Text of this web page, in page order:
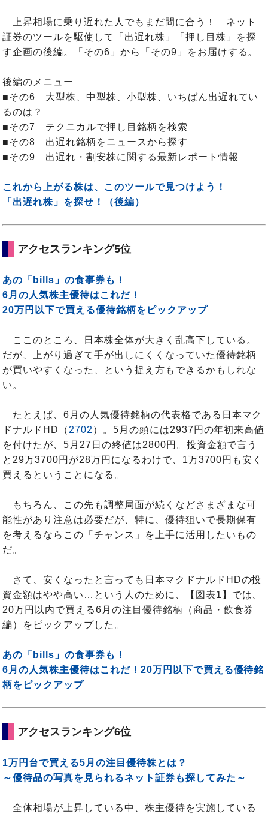
上昇相場に乗り遅れた人でもまだ間に合う！ ネット
証券のツールを駆使して「出遅れ株」「押し目株」を探
す企画の後編。「その6」から「その9」をお届けする。
後編のメニュー
■その6 大型株、中型株、小型株、いちばん出遅れてい
るのは？
■その7 テクニカルで押し目銘柄を検索
■その8 出遅れ銘柄をニュースから探す
■その9 出遅れ・割安株に関する最新レポート情報
これから上がる株は、このツールで見つけよう！
「出遅れ株」を探せ！（後編）
アクセスランキング5位
あの「bills」の食事券も！
6月の人気株主優待はこれだ！
20万円以下で買える優待銘柄をピックアップ
ここのところ、日本株全体が大きく乱高下している。
だが、上がり過ぎて手が出しにくくなっていた優待銘柄
が買いやすくなった、という捉え方もできるかもしれな
い。
たとえば、6月の人気優待銘柄の代表格である日本マク
ドナルドHD（ 2702 ）。5月の頭には2937円の年初来高値
を付けたが、5月27日の終値は2800円。投資金額で言う
と29万3700円が28万円になるわけで、1万3700円も安く
買えるということになる。
もちろん、この先も調整局面が続くなどさまざまな可
能性があり注意は必要だが、特に、優待狙いで長期保有
を考えるならこの「チャンス」を上手に活用したいもの
だ。
さて、安くなったと言っても日本マクドナルドHDの投
資金額はやや高い…という人のために、【図表1】では、
20万円以内で買える6月の注目優待銘柄（商品・飲食券
編）をピックアップした。
あの「bills」の食事券も！
6月の人気株主優待はこれだ！20万円以下で買える優待銘
柄をピックアップ
アクセスランキング6位
1万円台で買える5月の注目優待株とは？
～優待品の写真を見られるネット証券も探してみた～
全体相場が上昇している中、株主優待を実施している